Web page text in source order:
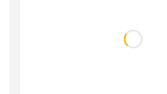
Loading...